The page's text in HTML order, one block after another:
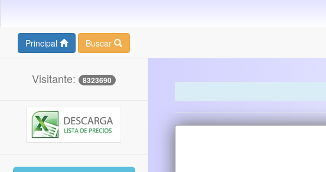
Principal Buscar
Visitante: 8323690